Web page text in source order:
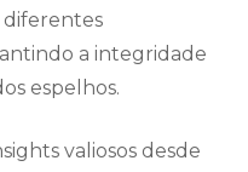
a integridade
espelhos.
valiosos desde